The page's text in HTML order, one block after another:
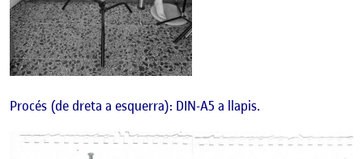
Procés (de dreta a esquerra): DIN-A5 a llapis.